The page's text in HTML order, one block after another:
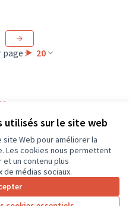
utilisés sur le site web
Web pour améliorer la
Les cookies nous permettent
un contenu plus
de médias sociaux.
: 20